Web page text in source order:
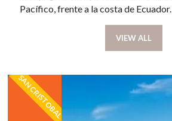
Pacífico, frente a la costa de Ecuador.
VIEW ALL
SAN CRISTOBAL